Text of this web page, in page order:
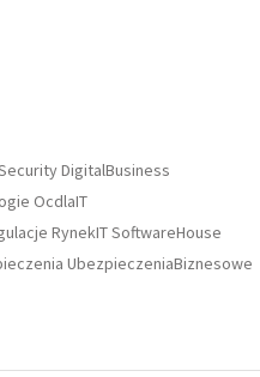
DigitalBusiness
OcdlaIT
RynekITSoftwareHouse
UbezpieczeniaBiznesowe